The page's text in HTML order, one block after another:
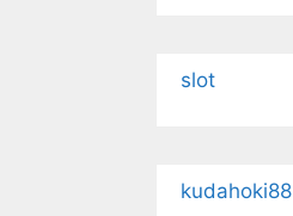
slot
kudahoki88